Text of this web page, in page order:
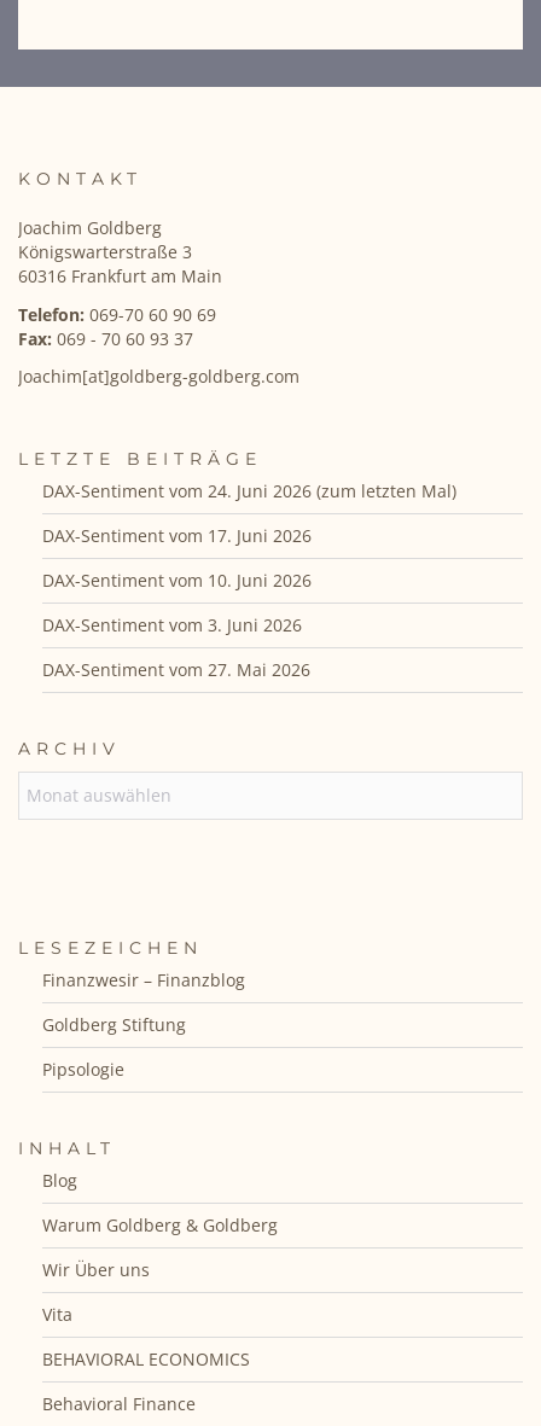
KONTAKT
Joachim Goldberg
Königswarterstraße 3
60316 Frankfurt am Main
Telefon: 069-70 60 90 69
Fax: 069 - 70 60 93 37
Joachim[at]goldberg-goldberg.com
LETZTE BEITRÄGE
DAX-Sentiment vom 24. Juni 2026 (zum letzten Mal)
DAX-Sentiment vom 17. Juni 2026
DAX-Sentiment vom 10. Juni 2026
DAX-Sentiment vom 3. Juni 2026
DAX-Sentiment vom 27. Mai 2026
ARCHIV
LESEZEICHEN
Finanzwesir – Finanzblog
Goldberg Stiftung
Pipsologie
INHALT
Blog
Warum Goldberg & Goldberg
Wir Über uns
Vita
BEHAVIORAL ECONOMICS
Behavioral Finance